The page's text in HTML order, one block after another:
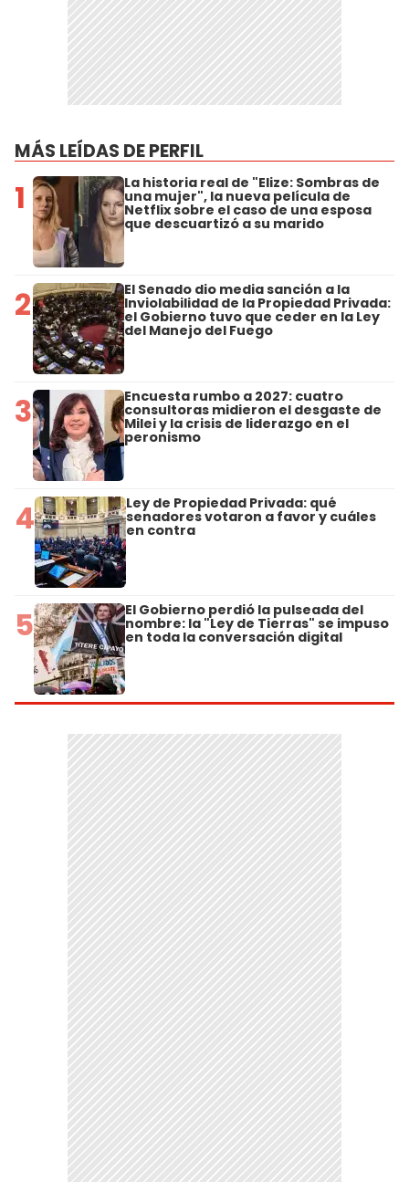
MÁS LEÍDAS DE PERFIL
1 La historia real de "Elize: Sombras de
una mujer", la nueva película de
Netflix sobre el caso de una esposa
que descuartizó a su marido
2 El Senado dio media sanción a la
Inviolabilidad de la Propiedad Privada:
el Gobierno tuvo que ceder en la Ley
del Manejo del Fuego
3 Encuesta rumbo a 2027: cuatro
consultoras midieron el desgaste de
Milei y la crisis de liderazgo en el
peronismo
4 Ley de Propiedad Privada: qué
senadores votaron a favor y cuáles
en contra
5 El Gobierno perdió la pulseada del
nombre: la "Ley de Tierras" se impuso
en toda la conversación digital